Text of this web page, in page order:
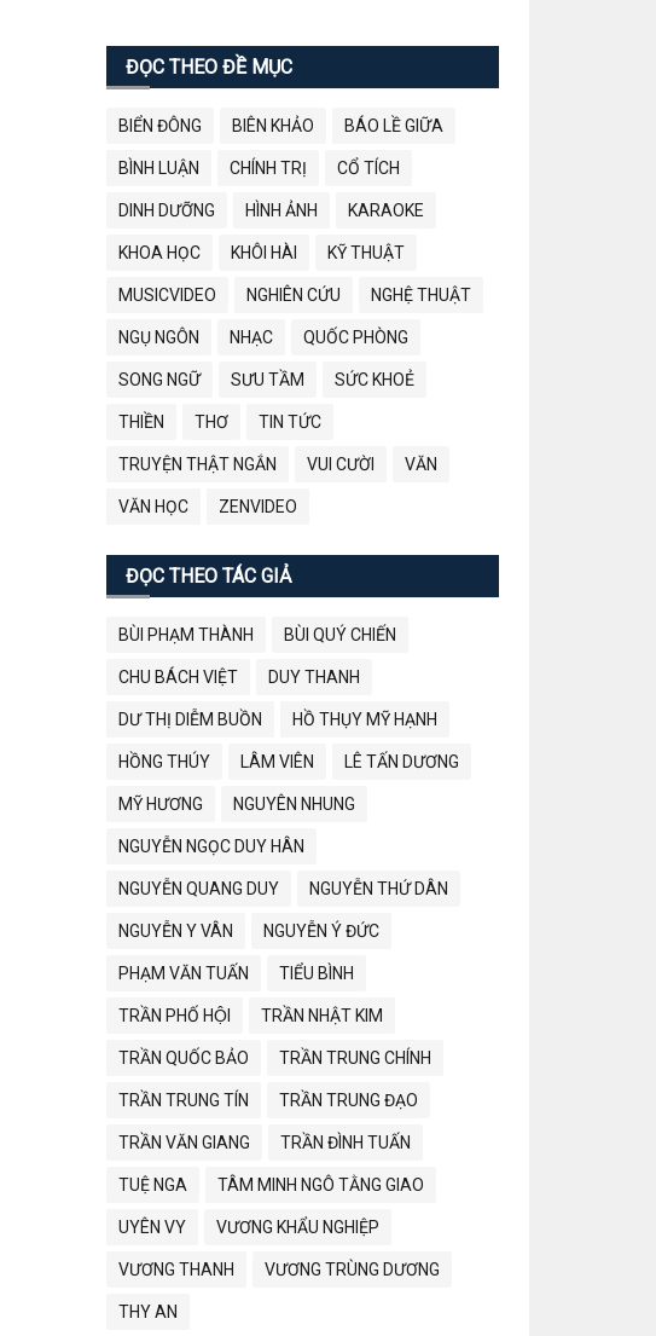
ĐỌC THEO ĐỀ MỤC
BIỂN ĐÔNG BIÊN KHẢO BÁO LỀ GIỮA
BÌNH LUẬN CHÍNH TRỊ CỔ TÍCH
DINH DƯỠNG HÌNH ẢNH KARAOKE
KHOA HỌC KHÔI HÀI KỸ THUẬT
MUSICVIDEO NGHIÊN CỨU NGHỆ THUẬT
NGỤ NGÔN NHẠC QUỐC PHÒNG
SONG NGỮ SƯU TẦM SỨC KHOẺ
THIỀN THƠ TIN TỨC
TRUYỆN THẬT NGẮN VUI CƯỜI VĂN
VĂN HỌC ZENVIDEO
ĐỌC THEO TÁC GIẢ
BÙI PHẠM THÀNH BÙI QUÝ CHIẾN
CHU BÁCH VIỆT DUY THANH
DƯ THỊ DIỄM BUỒN HỒ THỤY MỸ HẠNH
HỒNG THÚY LÂM VIÊN LÊ TẤN DƯƠNG
MỸ HƯƠNG NGUYÊN NHUNG
NGUYỄN NGỌC DUY HÂN
NGUYỄN QUANG DUY NGUYỄN THỨ DÂN
NGUYỄN Y VÂN NGUYỄN Ý ĐỨC
PHẠM VĂN TUẤN TIỂU BÌNH
TRẦN PHỐ HỘI TRẦN NHẬT KIM
TRẦN QUỐC BẢO TRẦN TRUNG CHÍNH
TRẦN TRUNG TÍN TRẦN TRUNG ĐẠO
TRẦN VĂN GIANG TRẦN ĐÌNH TUẤN
TUỆ NGA TÂM MINH NGÔ TẰNG GIAO
UYÊN VY VƯƠNG KHẨU NGHIỆP
VƯƠNG THANH VƯƠNG TRÙNG DƯƠNG
THY AN